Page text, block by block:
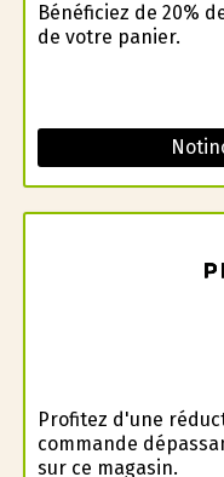
Bénéficiez de 20%
de votre panier.
Profitez d'une
commande
sur ce magasin.